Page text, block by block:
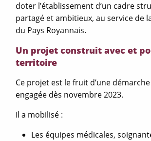
doter l’établissement d’un cadre
partagé et ambitieux, au service de
du Pays Royannais.
Un projet construit avec et
territoire
Ce projet est le fruit d’une
engagée dès novembre 2023.
Il a mobilisé :
Les équipes médicales,